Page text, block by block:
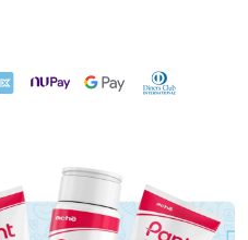
NuPay Google PayDiners Club